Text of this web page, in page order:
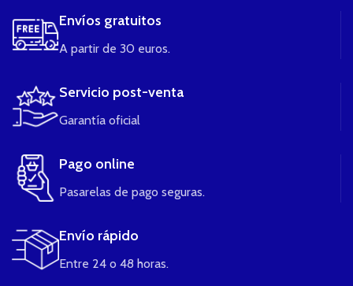
Envíos gratuitos
A partir de 30 euros.
Servicio post-venta
Garantía oficial
Pago online
Pasarelas de pago seguras.
Envío rápido
Entre 24 o 48 horas.